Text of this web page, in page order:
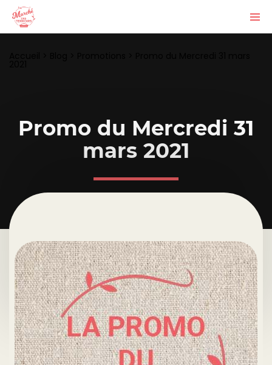
Promo du Mercredi 31
mars 2021